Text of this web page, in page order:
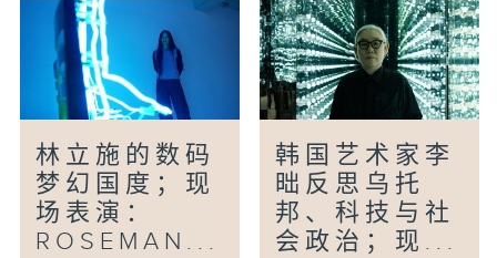
林立施的数码
梦幻国度；现
场表演：
ROSEMAN...
韩国艺术家李
昢反思乌托
邦、科技与社
会政治；现...